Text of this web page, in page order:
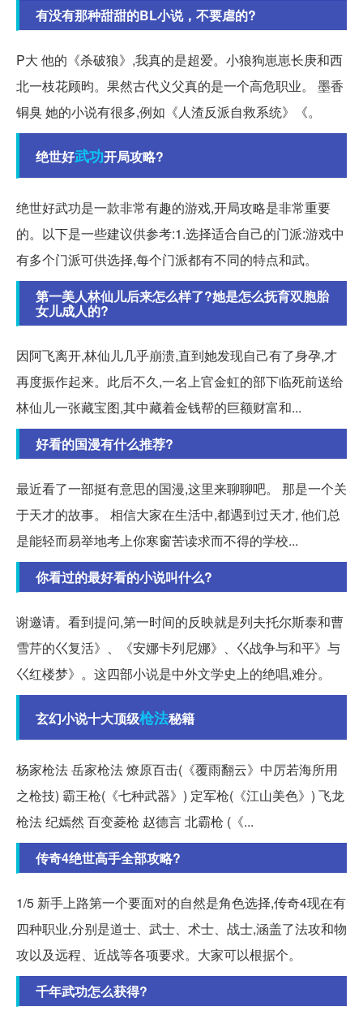
有没有那种甜甜的BL小说，不要虐的?
P大 他的《杀破狼》,我真的是超爱。小狼狗崽崽长庚和西
北一枝花顾昀。果然古代义父真的是一个高危职业。 墨香
铜臭 她的小说有很多,例如《人渣反派自救系统》《。
绝世好武功开局攻略?
绝世好武功是一款非常有趣的游戏,开局攻略是非常重要
的。以下是一些建议供参考:1.选择适合自己的门派:游戏中
有多个门派可供选择,每个门派都有不同的特点和武。
第一美人林仙儿后来怎么样了?她是怎么抚育双胞胎
女儿成人的?
因阿飞离开,林仙儿几乎崩溃,直到她发现自己有了身孕,才
再度振作起来。此后不久,一名上官金虹的部下临死前送给
林仙儿一张藏宝图,其中藏着金钱帮的巨额财富和...
好看的国漫有什么推荐?
最近看了一部挺有意思的国漫,这里来聊聊吧。 那是一个关
于天才的故事。 相信大家在生活中,都遇到过天才, 他们总
是能轻而易举地考上你寒窗苦读求而不得的学校...
你看过的最好看的小说叫什么?
谢邀请。看到提问,第一时间的反映就是列夫托尔斯泰和曹
雪芹的巜复活》、《安娜卡列尼娜》、巜战争与和平》与
巜红楼梦》。这四部小说是中外文学史上的绝唱,难分。
玄幻小说十大顶级枪法秘籍
杨家枪法 岳家枪法 燎原百击(《覆雨翻云》中厉若海所用
之枪技) 霸王枪(《七种武器》) 定军枪(《江山美色》) 飞龙
枪法 纪嫣然 百变菱枪 赵德言 北霸枪 (《...
传奇4绝世高手全部攻略?
1/5 新手上路第一个要面对的自然是角色选择,传奇4现在有
四种职业,分别是道士、武士、术士、战士,涵盖了法攻和物
攻以及远程、近战等各项要求。大家可以根据个。
千年武功怎么获得?